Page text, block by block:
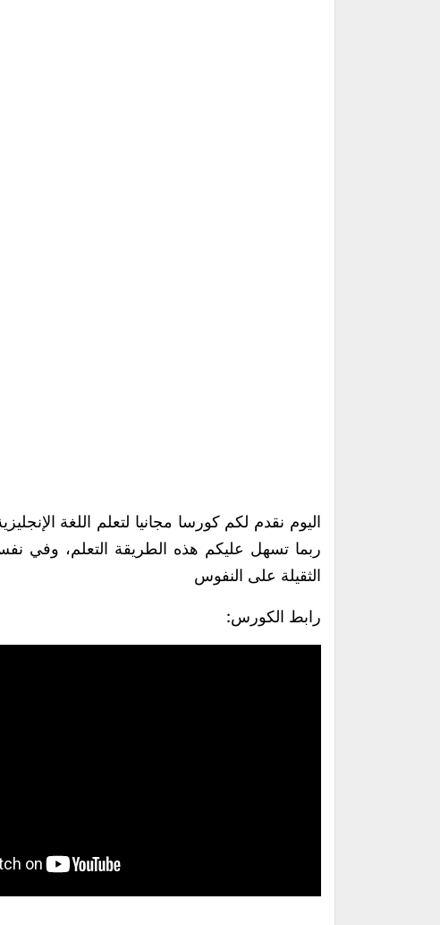
اليوم نقدم لكم كورسا مجانيا لتعلم اللغة
ربما تسهل عليكم هذه الطريقة التعلم، وفي
الثقيلة على النفوس
رابط الكورس: